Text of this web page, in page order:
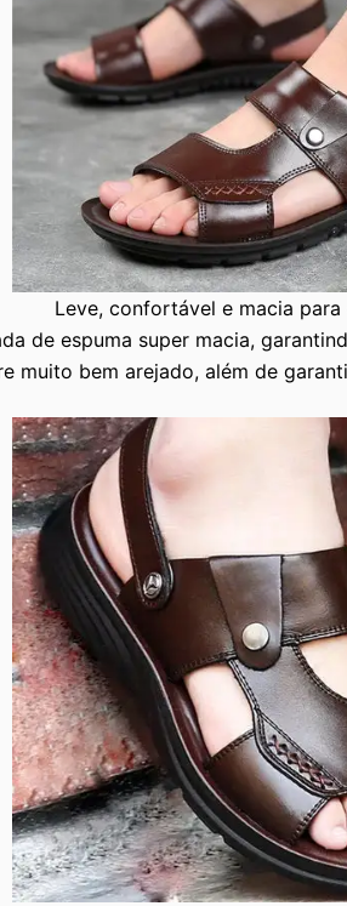
Leve, confortável e macia para
de espuma super macia,
muito bem arejado, além de